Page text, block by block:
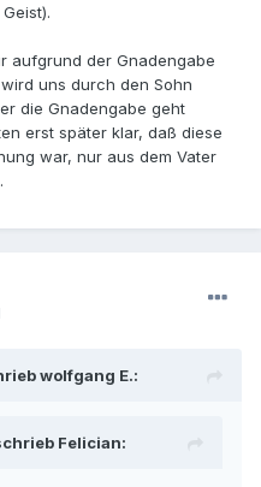
aufgrund der Gnadengabe
uns durch den Sohn
die Gnadengabe geht
erst später klar, daß diese
war, nur aus dem Vater
wolfgang E.:
Felician: